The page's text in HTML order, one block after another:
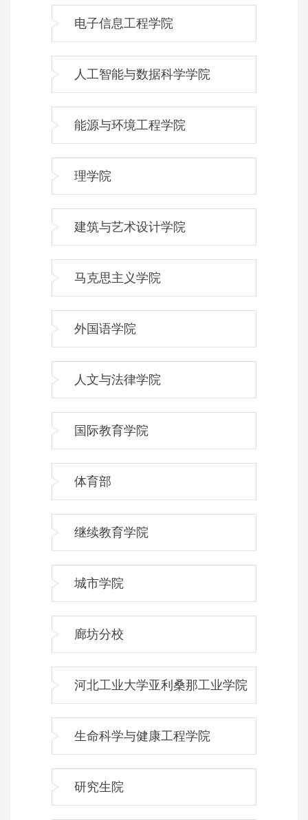
电子信息工程学院
人工智能与数据科学学院
能源与环境工程学院
理学院
建筑与艺术设计学院
马克思主义学院
外国语学院
人文与法律学院
国际教育学院
体育部
继续教育学院
城市学院
廊坊分校
河北工业大学亚利桑那工业学院
生命科学与健康工程学院
研究生院